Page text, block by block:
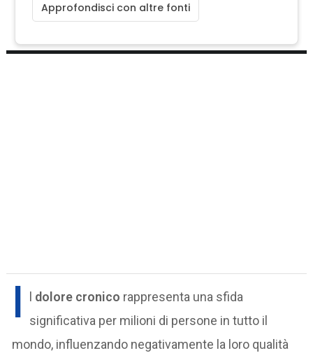
Approfondisci con altre fonti
I dolore cronico rappresenta una sfida
significativa per milioni di persone in tutto il
mondo, influenzando negativamente la loro qualità